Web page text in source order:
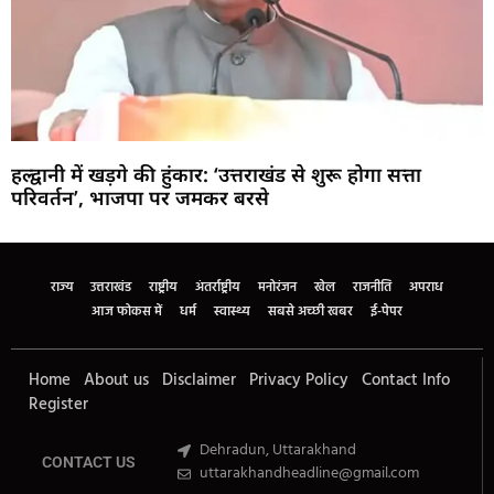
हल्द्वानी में खड़गे की हुंकार: ‘उत्तराखंड से शुरू होगा सत्ता
परिवर्तन’, भाजपा पर जमकर बरसे
राज्य उत्तराखंड राष्ट्रीय अंतर्राष्ट्रीय मनोरंजन खेल राजनीति
अपराध
आज फोकस में
धर्म स्वास्थ्य सबसे अच्छी खबर ई-पेपर
Home About us Disclaimer Privacy Policy Contact Info
Register
CONTACT US
Dehradun, Uttarakhand
uttarakhandheadline@gmail.com